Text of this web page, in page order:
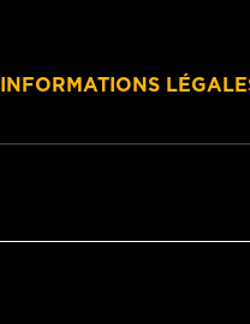
INFORMATIONS